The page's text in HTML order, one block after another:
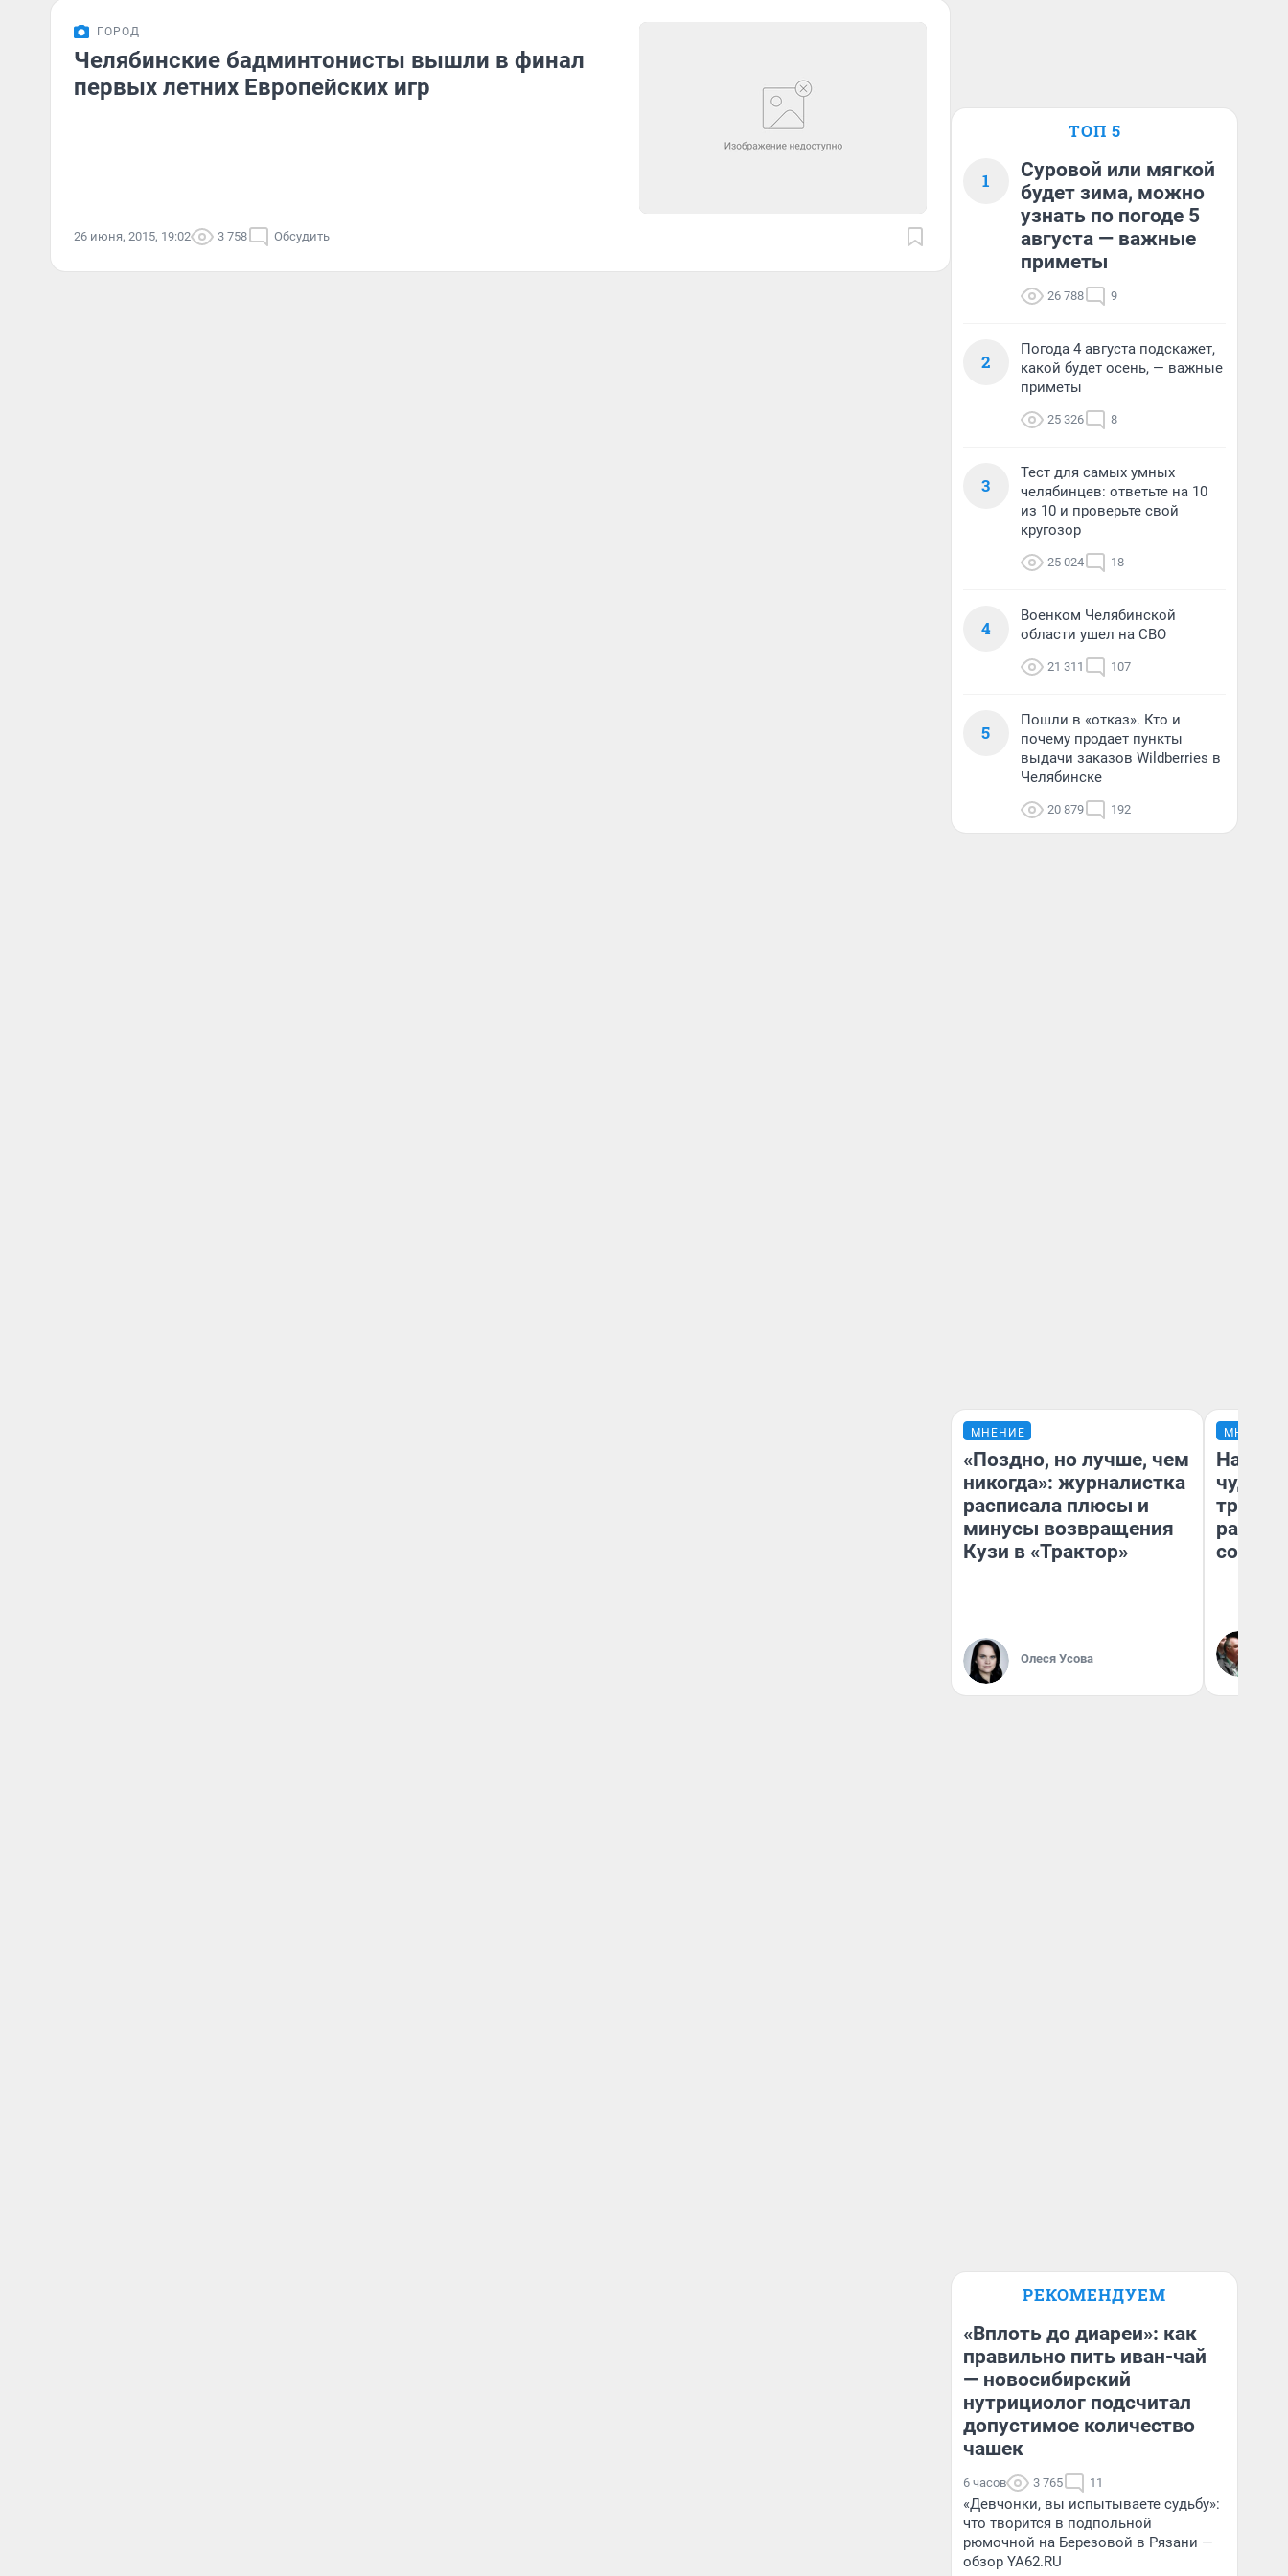
ГОРОД
Челябинские бадминтонисты вышли в финал
первых летних Европейских игр
26 июня, 2015, 19:02 3 758 Обсудить
ТОП 5
1
Суровой или мягкой
будет зима, можно
узнать по погоде 5
августа — важные
приметы
26 788 9
2
Погода 4 августа подскажет,
какой будет осень, — важные
приметы
25 326 8
3
Тест для самых умных
челябинцев: ответьте на 10
из 10 и проверьте свой
кругозор
25 024 18
4
Военком Челябинской
области ушел на СВО
21 311 107
5
Пошли в «отказ». Кто и
почему продает пункты
выдачи заказов Wildberries в
Челябинске
20 879 192
МНЕНИЕ
«Поздно, но лучше, чем
никогда»: журналистка
расписала плюсы и
минусы возвращения
Кузи в «Трактор»
Олеся Усова
МНЕНИЕ
чудом
РЕКОМЕНДУЕМ
«Вплоть до диареи»: как
правильно пить иван-чай
— новосибирский
нутрициолог подсчитал
допустимое количество
чашек
6 часов 3 765 11
«Девчонки, вы испытываете судьбу»:
что творится в подпольной
рюмочной на Березовой в Рязани —
обзор YA62.RU